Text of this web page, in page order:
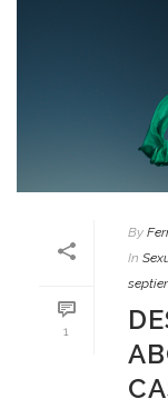
1
By
In